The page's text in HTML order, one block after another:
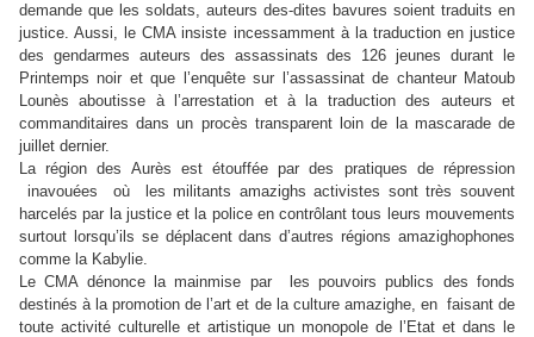
demande que les soldats, auteurs des-dites bavures soient traduits en
justice. Aussi, le CMA insiste incessamment à la traduction en justice
des gendarmes auteurs des assassinats des 126 jeunes durant le
Printemps noir et que l’enquête sur l’assassinat de chanteur Matoub
Lounès aboutisse à l’arrestation et à la traduction des auteurs et
commanditaires dans un procès transparent loin de la mascarade de
juillet dernier.
La région des Aurès est étouffée par des pratiques de répression
inavouées où les militants amazighs activistes sont très souvent
harcelés par la justice et la police en contrôlant tous leurs mouvements
surtout lorsqu’ils se déplacent dans d’autres régions amazighophones
comme la Kabylie.
Le CMA dénonce la mainmise par les pouvoirs publics des fonds
destinés à la promotion de l’art et de la culture amazighe, en faisant de
toute activité culturelle et artistique un monopole de l’Etat et dans le